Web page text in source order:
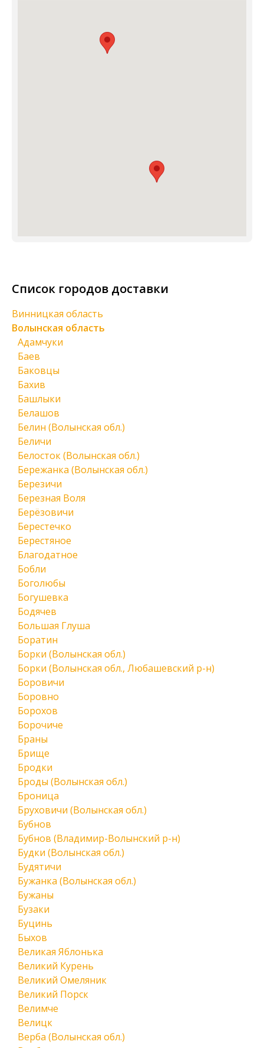
Список городов доставки
Винницкая область
Волынская область
Адамчуки
Баев
Баковцы
Бахив
Башлыки
Белашов
Белин (Волынская обл.)
Беличи
Белосток (Волынская обл.)
Бережанка (Волынская обл.)
Березичи
Березная Воля
Берёзовичи
Берестечко
Берестяное
Благодатное
Бобли
Боголюбы
Богушевка
Бодячев
Большая Глуша
Боратин
Борки (Волынская обл.)
Борки (Волынская обл., Любашевский р-н)
Боровичи
Боровно
Борохов
Борочиче
Браны
Брище
Бродки
Броды (Волынская обл.)
Броница
Бруховичи (Волынская обл.)
Бубнов
Бубнов (Владимир-Волынский р-н)
Будки (Волынская обл.)
Будятичи
Бужанка (Волынская обл.)
Бужаны
Бузаки
Буцинь
Быхов
Великая Яблонька
Великий Курень
Великий Омеляник
Великий Порск
Велимче
Велицк
Верба (Волынская обл.)